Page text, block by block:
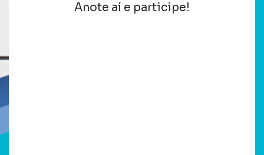
Anote aí e participe!